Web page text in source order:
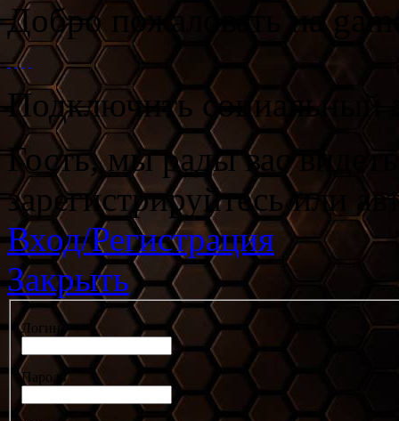
Добро пожаловать на
Подключить социальный
Гость, мы рады вас
зарегистрируйтесь или
Вход/Регистрация
Закрыть
Логин
Пароль